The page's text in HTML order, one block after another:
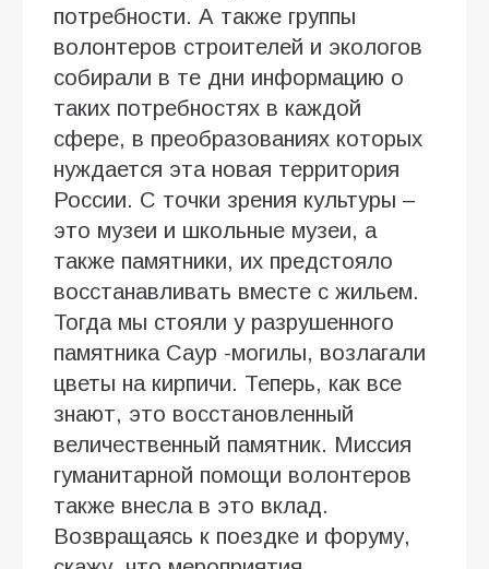
потребности. А также группы
волонтеров строителей и экологов
собирали в те дни информацию о
таких потребностях в каждой
сфере, в преобразованиях которых
нуждается эта новая территория
России. С точки зрения культуры –
это музеи и школьные музеи, а
также памятники, их предстояло
восстанавливать вместе с жильем.
Тогда мы стояли у разрушенного
памятника Саур -могилы, возлагали
цветы на кирпичи. Теперь, как все
знают, это восстановленный
величественный памятник. Миссия
гуманитарной помощи волонтеров
также внесла в это вклад.
Возвращаясь к поездке и форуму,